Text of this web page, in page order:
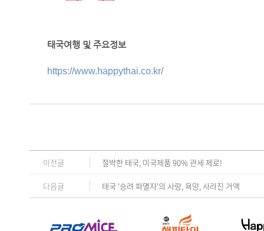
태국여행 및 주요정보
https://www.happythai.co.kr/
이전글 절박한 태국, 미국제품 90% 관세 제로!
다음글 태국 '승려 파멸자'의 사랑, 욕망, 사라진 거액